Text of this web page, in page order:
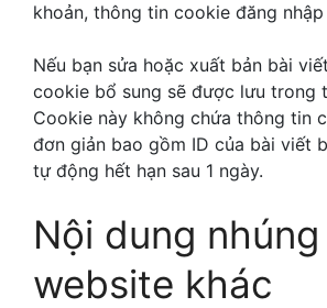
khoản, thông tin cookie đăng
Nếu bạn sửa hoặc xuất bản bài
cookie bổ sung sẽ được lưu trong
Cookie này không chứa thông tin
đơn giản bao gồm ID của bài viết
tự động hết hạn sau 1 ngày.
Nội dung
website khác